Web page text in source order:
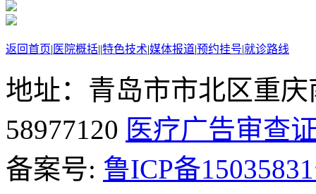
返回首页| 医院概括||特色技术|媒体报道|预约挂号|就诊路线
地址：青岛市市北区重
58977120 医疗广告审查
备案号: 鲁ICP备